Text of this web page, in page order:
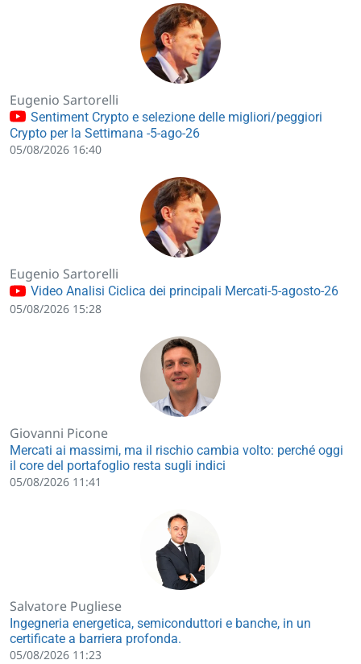
Eugenio Sartorelli
Sentiment Crypto e selezione delle migliori/peggiori
Crypto per la Settimana -5-ago-26
05/08/2026 16:40
Eugenio Sartorelli
Video Analisi Ciclica dei principali Mercati-5-agosto-26
05/08/2026 15:28
Giovanni Picone
Mercati ai massimi, ma il rischio cambia volto: perché oggi
il core del portafoglio resta sugli indici
05/08/2026 11:41
Salvatore Pugliese
Ingegneria energetica, semiconduttori e banche, in un
certificate a barriera profonda.
05/08/2026 11:23